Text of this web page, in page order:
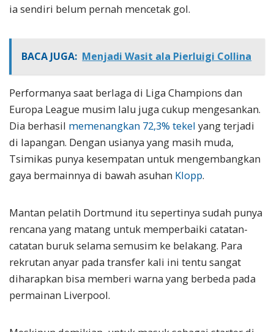
ia sendiri belum pernah mencetak gol.
BACA JUGA: Menjadi Wasit ala Pierluigi Collina
Performanya saat berlaga di Liga Champions dan
Europa League musim lalu juga cukup mengesankan.
Dia berhasil memenangkan 72,3% tekel yang terjadi
di lapangan. Dengan usianya yang masih muda,
Tsimikas punya kesempatan untuk mengembangkan
gaya bermainnya di bawah asuhan Klopp.
Mantan pelatih Dortmund itu sepertinya sudah punya
rencana yang matang untuk memperbaiki catatan-
catatan buruk selama semusim ke belakang. Para
rekrutan anyar pada transfer kali ini tentu sangat
diharapkan bisa memberi warna yang berbeda pada
permainan Liverpool.